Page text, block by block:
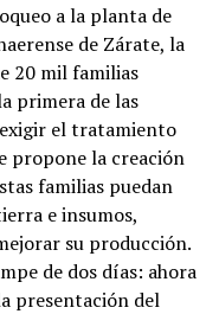
a la planta de
de Zárate, la
20 mil familias
primera de las
el tratamiento
propone la creación
familias puedan
e insumos,
su producción.
de dos días: ahora
presentación del